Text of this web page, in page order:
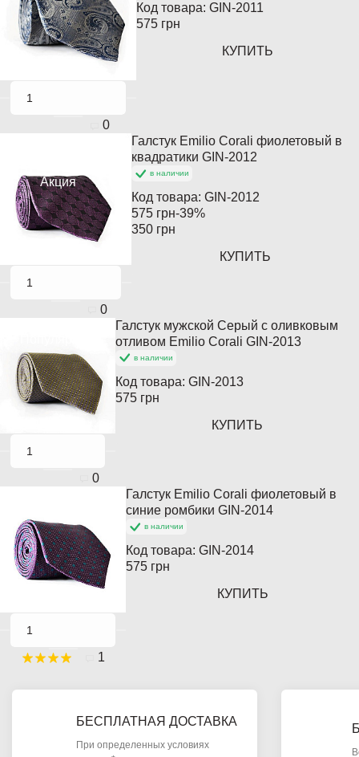
0
Код товара:GIN-2011
575 грн
КУПИТЬ
Акция
0
Галстук Emilio Corali фиолетовый в
квадратики GIN-2012
в наличии
Код товара: GIN-2012
575 грн-39%
350 грн
КУПИТЬ
0
Галстук мужской Серый с оливковым
отливом Emilio Corali GIN-2013
в наличии
Код товара:GIN-2013
575 грн
КУПИТЬ
1
Галстук Emilio Corali фиолетовый в
синие ромбики GIN-2014
в наличии
Код товара:GIN-2014
575 грн
КУПИТЬ
БЕСПЛАТНАЯ ДОСТАВКА
При определенных условиях